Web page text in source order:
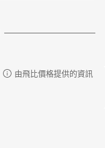
由飛比價格提供的資訊